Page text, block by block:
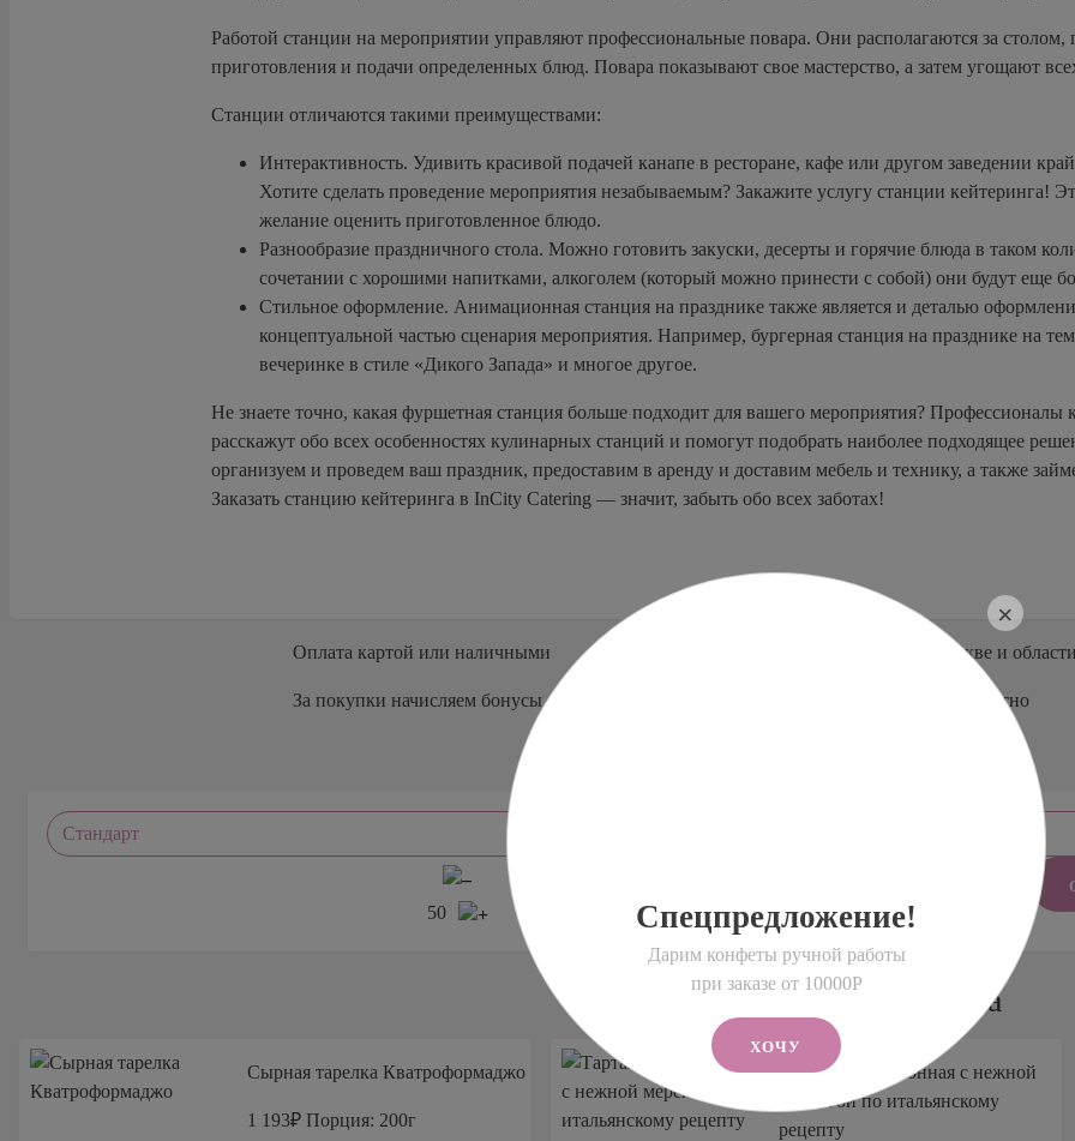
Работой станции на мероприятии управляют профессиональные повара. Они располагаются за столом,
приготовления и подачи определенных блюд. Повара показывают свое мастерство, а затем угощают
Станции отличаются такими преимуществами:
Интерактивность. Удивить красивой подачей канапе в ресторане, кафе или другом заведении
Хотите сделать проведение мероприятия незабываемым? Закажите услугу станции кейтеринга!
желание оценить приготовленное блюдо.
Разнообразие праздничного стола. Можно готовить закуски, десерты и горячие блюда в таком
сочетании с хорошими напитками, алкоголем (который можно принести с собой) они будут еще
Стильное оформление. Анимационная станция на празднике также является и деталью
концептуальной частью сценария мероприятия. Например, бургерная станция на празднике на
вечеринке в стиле «Дикого Запада» и многое другое.
Не знаете точно, какая фуршетная станция больше подходит для вашего мероприятия?
расскажут обо всех особенностях кулинарных станций и помогут подобрать наиболее подходящее
организуем и проведем ваш праздник, предоставим в аренду и доставим мебель и технику, а также
Заказать станцию кейтеринга в InCity Catering — значит, забыть обо всех заботах!
Оплата картой или наличными
За покупки начисляем бонусы
по Москве и
Самовывоз — бесплатно
50
Примеры блюд для банкета
Сырная тарелка Кватроформаджо
1 193₽Порция: 200г
Тарталетка лимонная с нежной
меренгой по итальянскому
рецепту
×
Спецпредложение!
Дарим конфеты ручной работы
при заказе от 10000Р
ХОЧУ